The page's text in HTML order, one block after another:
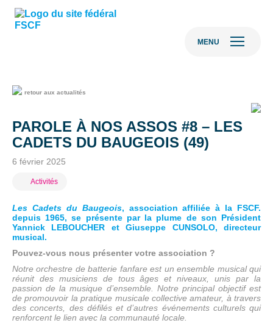
MENU
retour aux actualités
PAROLE À NOS ASSOS #8 – LES
CADETS DU BAUGEOIS (49)
6 février 2025
Activités
Les Cadets du Baugeois, association affiliée à la FSCF.
depuis 1965, se présente par la plume de son Président
Yannick LEBOUCHER et Giuseppe CUNSOLO, directeur
musical.
Pouvez-vous nous présenter votre association ?
Notre orchestre de batterie fanfare est un ensemble musical qui
réunit des musiciens de tous âges et niveaux, unis par la
passion de la musique d’ensemble. Notre principal objectif est
de promouvoir la pratique musicale collective amateur, à travers
des concerts, des défilés et d’autres événements culturels qui
renforcent le lien avec la communauté locale.